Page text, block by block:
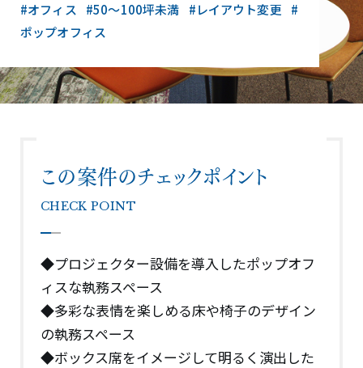
#オフィス #50〜100坪未満 #レイアウト変更
#
ポップオフィス
この案件のチェックポイント
CHECK POINT
◆プロジェクター設備を導入したポップオフ
ィスな執務スペース
◆多彩な表情を楽しめる床や椅子のデザイン
の執務スペース
◆ボックス席をイメージして明るく演出した